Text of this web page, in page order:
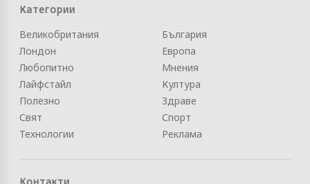
Категории
Великобритания
Лондон
Любопитно
Лайфстайл
Полезно
Свят
Технологии
България
Европа
Мнения
Култура
Здраве
Спорт
Реклама